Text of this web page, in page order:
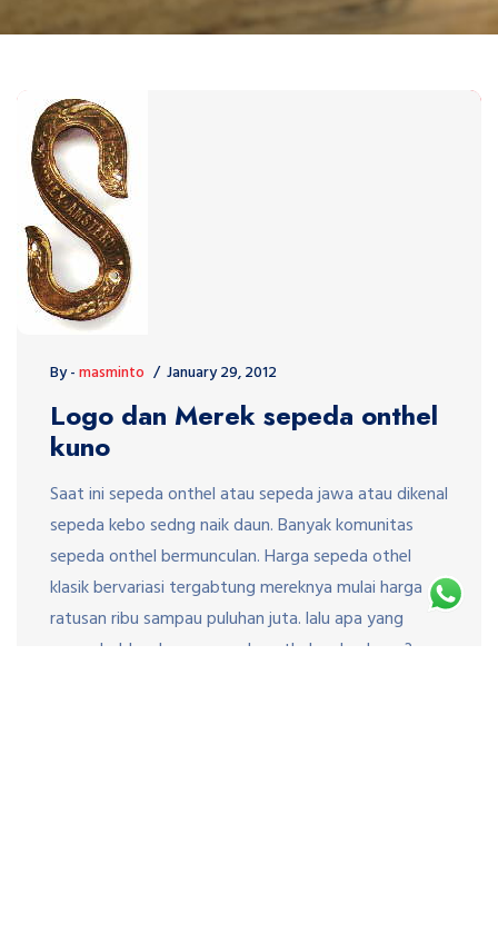
By -masminto January 29, 2012
Logo dan Merek sepeda onthel
kuno
Saat ini sepeda onthel atau sepeda jawa atau dikenal
sepeda kebo sedng naik daun. Banyak komunitas
sepeda onthel bermunculan. Harga sepeda othel
klasik bervariasi tergabtung mereknya mulai harga
ratusan ribu sampau puluhan juta. lalu apa yang
mneyebabkan harga sepeda onthel melambung?